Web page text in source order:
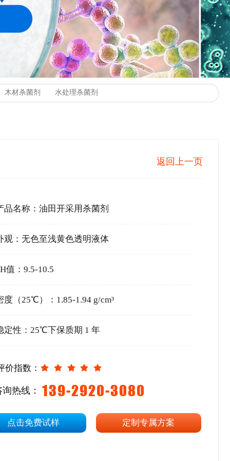
返回上一页
品名称：油田开采用杀菌剂
观：无色至浅黄色透明液体
值：9.5-10.5
度（25℃）：1.85-1.94 g/cm³
定性：25℃下保质期 1 年
价指数：
热线： 139-2920-3080
点击免费试样 定制专属方案